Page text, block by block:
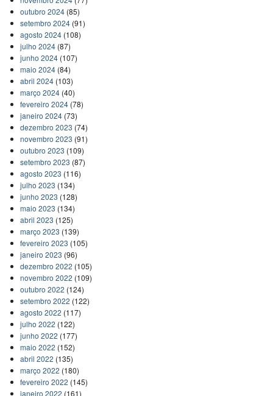
outubro 2024(85)
setembro 2024(91)
agosto 2024(108)
julho 2024(87)
junho 2024(107)
maio 2024(84)
abril 2024(103)
março 2024(40)
fevereiro 2024(78)
janeiro 2024(73)
dezembro 2023 (74)
novembro 2023 (91)
outubro 2023 (109)
setembro 2023 (87)
agosto 2023 (116)
julho 2023 (134)
junho 2023 (128)
maio 2023 (134)
abril 2023 (125)
março 2023 (139)
fevereiro 2023 (105)
janeiro 2023 (96)
dezembro 2022 (105)
novembro 2022 (109)
outubro 2022 (124)
setembro 2022 (122)
agosto 2022 (117)
julho 2022 (122)
junho 2022 (177)
maio 2022 (152)
abril 2022 (135)
março 2022 (180)
fevereiro 2022 (145)
janeiro 2022 (161)